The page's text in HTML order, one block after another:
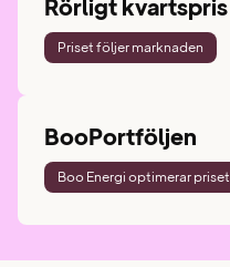
Rörligt kvartspris
Priset följer marknaden
BooPortföljen
Boo Energi optimerar priset